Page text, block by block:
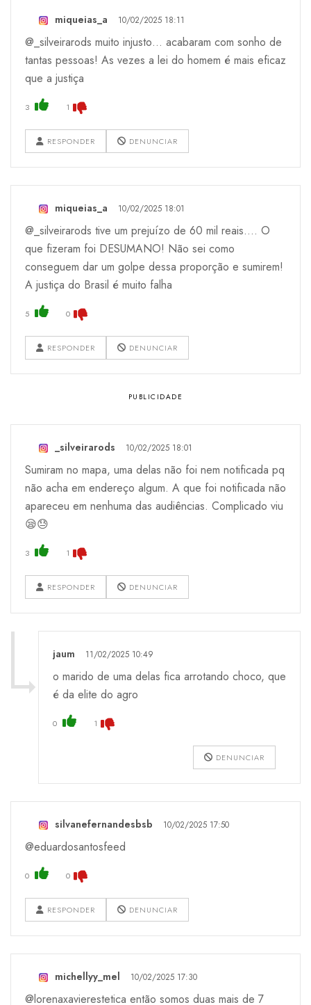
miqueias_a 10/02/2025 18:11
@_silveirarods muito injusto… acabaram com sonho de
tantas pessoas! As vezes a lei do homem é mais eficaz
que a justiça
3 1
RESPONDER DENUNCIAR
miqueias_a 10/02/2025 18:01
@_silveirarods tive um prejuízo de 60 mil reais…. O
que fizeram foi DESUMANO! Não sei como
conseguem dar um golpe dessa proporção e sumirem!
A justiça do Brasil é muito falha
5 0
RESPONDER DENUNCIAR
_silveirarods 10/02/2025 18:01
Sumiram no mapa, uma delas não foi nem notificada pq
não acha em endereço algum. A que foi notificada não
apareceu em nenhuma das audiências. Complicado viu
😪😓
3 1
RESPONDER DENUNCIAR
jaum 11/02/2025 10:49
o marido de uma delas fica arrotando choco, que
é da elite do agro
0 1
DENUNCIAR
silvanefernandesbsb 10/02/2025 17:50
@eduardosantosfeed
0 0
RESPONDER DENUNCIAR
michellyy_mel 10/02/2025 17:30
@lorenaxavierestetica então somos duas mais de 7